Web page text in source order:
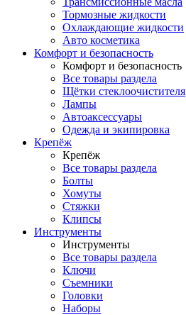
Тормозные жидкости
Охлаждающие жидкости
Авто косметика
Комфорт и безопасность
Комфорт и безопасность
Все товары раздела
Щётки стеклоочистителя
Лампы
Автоаксессуары
Одежда и экипировка
Крепёж
Крепёж
Все товары раздела
Болты
Хомуты
Стяжки
Клипсы
Инструменты
Инструменты
Все товары раздела
Ключи
Съемники
Головки
Наборы